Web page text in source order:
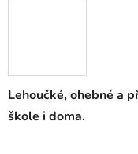
Lehoučké, ohebné a
škole i doma.